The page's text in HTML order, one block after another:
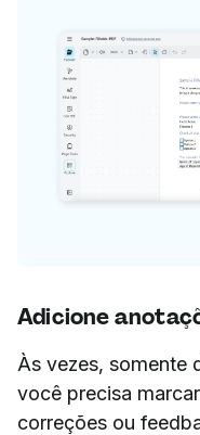
Adicione
Às vezes, somente
você precisa
correções ou